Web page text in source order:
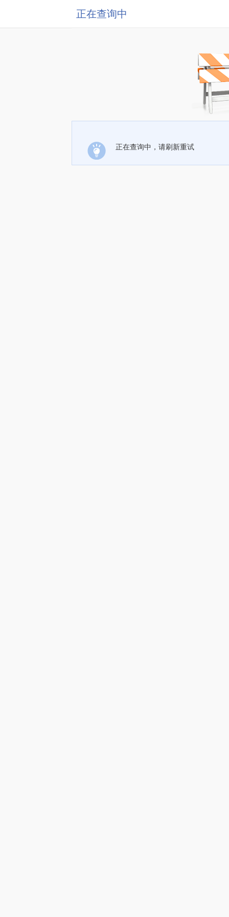
正在查询中
正在查询中，请刷新重试